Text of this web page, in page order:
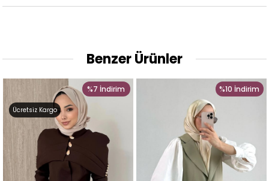
Benzer Ürünler
%7 İndirim
Ücretsiz Kargo
%10 İndirim